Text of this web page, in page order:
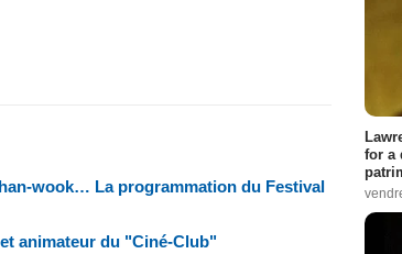
wook… La programmation du Festival
animateur du "Ciné-Club"
for a